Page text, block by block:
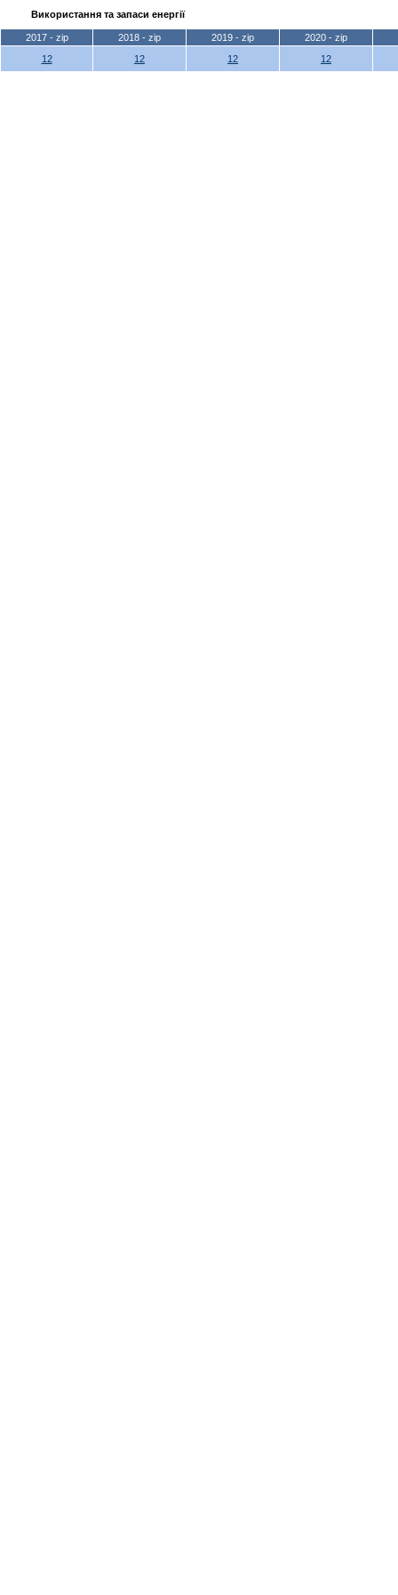
Використання та запаси енергії
2017 - zip 2018 - zip 2019 - zip
2020 - zip
12
12 12 12